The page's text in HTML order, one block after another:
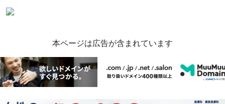
本ページは広告が含まれています